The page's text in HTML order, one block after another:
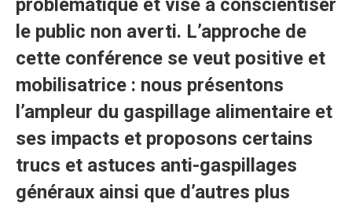
problématique et vise à conscientiser
le public non averti. L’approche de
cette conférence se veut positive et
mobilisatrice : nous présentons
l’ampleur du gaspillage alimentaire et
ses impacts et proposons certains
trucs et astuces anti-gaspillages
généraux ainsi que d’autres plus